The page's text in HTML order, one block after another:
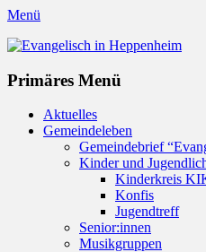
Menü
Evangelisch in Heppenheim
Primäres Menü
Zum
Inhalt
Aktuelles
Gemeindeleben
Gemeindebrief
Kinder und
Kinderkreis
Konfis
Jugendtreff
Senior:innen
Musikgruppen